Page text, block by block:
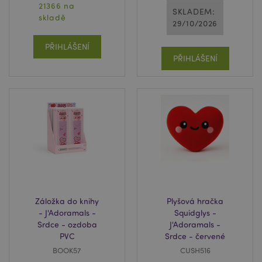
21366 na
skladě
PŘIHLÁŠENÍ
SKLADEM:
29/10/2026
PŘIHLÁŠENÍ
Záložka do knihy
- J'Adoramals -
Srdce - ozdoba
PVC
BOOK57
Plyšová hračka
Squidglys -
J'Adoramals -
Srdce - červené
CUSH516